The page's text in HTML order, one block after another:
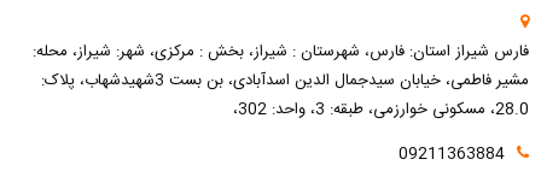
فارس شیراز استان: فارس، شهرستان : شیراز، بخش : مرکزی، شهر: شیراز، محله:
مشیر فاطمی، خیابان سیدجمال الدین اسدآبادی، بن بست 3شهیدشهاب، پلاک:
28.0، مسکونی خوارزمی، طبقه: 3، واحد: 302،
09211363884